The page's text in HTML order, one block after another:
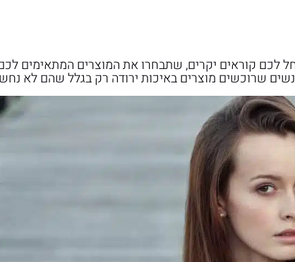
לכם קוראים יקרים, שתבחרו את המוצרים המתאימים
שרוכשים מוצרים באיכות ירודה רק בגלל שהם לא